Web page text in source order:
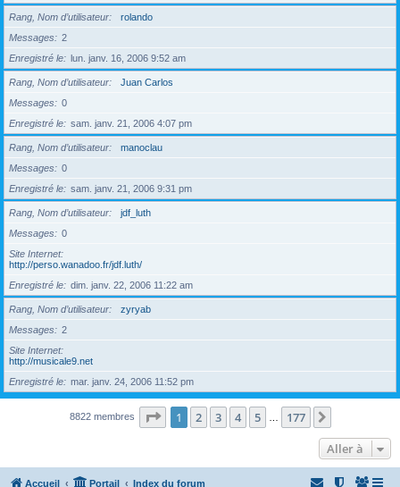
Rang, Nom d’utilisateur
rolando
Messages
2
Enregistré le
lun. janv. 16, 2006 9:52 am
Rang, Nom d’utilisateur
Juan Carlos
Messages
0
Enregistré le
sam. janv. 21, 2006 4:07 pm
Rang, Nom d’utilisateur
manoclau
Messages
0
Enregistré le
sam. janv. 21, 2006 9:31 pm
Rang, Nom d’utilisateur
jdf_luth
Messages
0
Site Internet
http://perso.wanadoo.fr/jdf.luth/
Enregistré le
dim. janv. 22, 2006 11:22 am
Rang, Nom d’utilisateur
zyryab
Messages
2
Site Internet
http://musicale9.net
Enregistré le
mar. janv. 24, 2006 11:52 pm
8822 membres Page 1sur177
1 2 3 4 5 177
Aller à
Accueil Portail Index du forum